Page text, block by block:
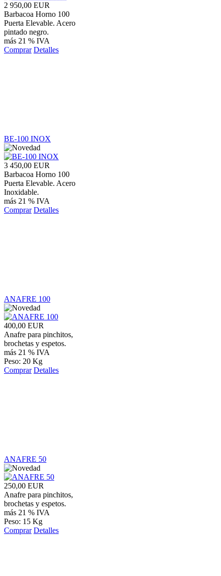
2 950,00 EUR
Barbacoa Horno 100
Puerta Elevable. Acero
pintado negro.
más 21 % IVA
Comprar Detalles
BE-100 INOX
3 450,00 EUR
Barbacoa Horno 100
Puerta Elevable. Acero
Inoxidable.
más 21 % IVA
Comprar Detalles
ANAFRE 100
400,00 EUR
Anafre para pinchitos,
brochetas y espetos.
más 21 % IVA
Peso: 20 Kg
Comprar Detalles
ANAFRE 50
250,00 EUR
Anafre para pinchitos,
brochetas y espetos.
más 21 % IVA
Peso: 15 Kg
Comprar Detalles